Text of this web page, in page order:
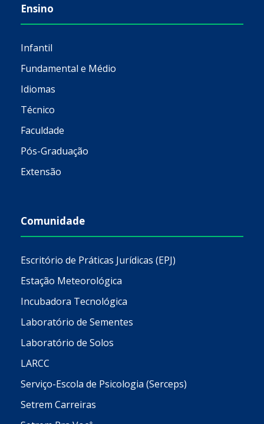
Ensino
Infantil
Fundamental e Médio
Idiomas
Técnico
Faculdade
Pós-Graduação
Extensão
Comunidade
Escritório de Práticas Jurídicas (EPJ)
Estação Meteorológica
Incubadora Tecnológica
Laboratório de Sementes
Laboratório de Solos
LARCC
Serviço-Escola de Psicologia (Serceps)
Setrem Carreiras